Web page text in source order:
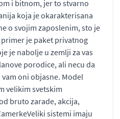
i bitnom, jer to stvarno
koja je okarakterisana
o svojim zaposlenim, sto je
je paket privatnog
je nabolje u zemlji za vas
porodice, ali necu da
oni objasne. Model
velikim svetskim
bruto zarade, akcija,
sistemi imaju